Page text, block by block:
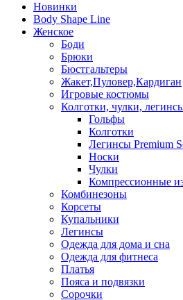
Новинки
Body Shape Line
Женское
Боди
Брюки
Бюстгальтеры
Жакет,Пуловер,Кардиган
Игровые костюмы
Колготки, чулки,
Гольфы
Колготки
Легинсы Premium
Носки
Чулки
Компрессионные
Комбинезоны
Корсеты
Купальники
Легинсы
Одежда для дома и сна
Одежда для фитнеса
Платья
Пояса и подвязки
Сорочки